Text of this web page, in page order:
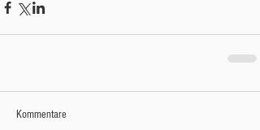
Kommentare